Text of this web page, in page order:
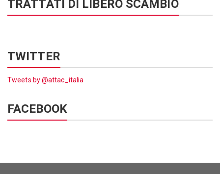
TRATTATI DI LIBERO SCAMBIO
TWITTER
Tweets by @attac_italia
FACEBOOK